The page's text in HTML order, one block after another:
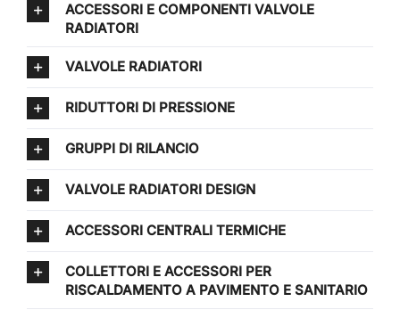
ACCESSORI E COMPONENTI VALVOLE
RADIATORI
VALVOLE RADIATORI
RIDUTTORI DI PRESSIONE
GRUPPI DI RILANCIO
VALVOLE RADIATORI DESIGN
ACCESSORI CENTRALI TERMICHE
COLLETTORI E ACCESSORI PER
RISCALDAMENTO A PAVIMENTO E SANITARIO